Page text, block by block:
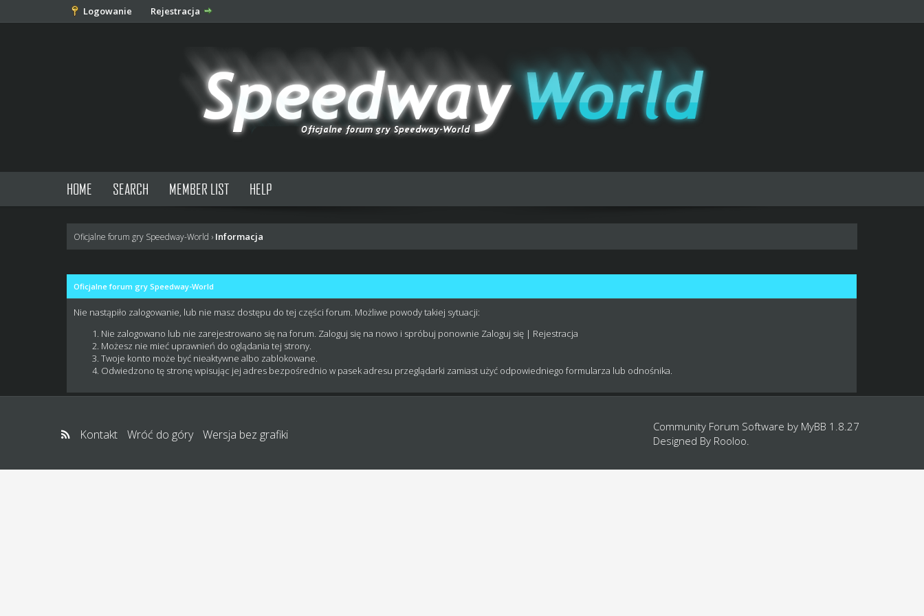
Logowanie Rejestracja
HOME SEARCH MEMBER LIST HELP
Oficjalne forum gry Speedway-World › Informacja
Oficjalne forum gry Speedway-World
Nie nastąpiło zalogowanie, lub nie masz dostępu do tej części forum. Możliwe powody takiej sytuacji:
Nie zalogowano lub nie zarejestrowano się na forum. Zaloguj się na nowo i spróbuj ponownie Zaloguj się | Rejestracja
Możesz nie mieć uprawnień do oglądania tej strony.
Twoje konto może być nieaktywne albo zablokowane.
Odwiedzono tę stronę wpisując jej adres bezpośrednio w pasek adresu przeglądarki zamiast użyć odpowiedniego formularza lub odnośnika.
Kontakt Wróć do góry Wersja bez grafiki
Community Forum Software by MyBB 1.8.27
Designed By Rooloo.